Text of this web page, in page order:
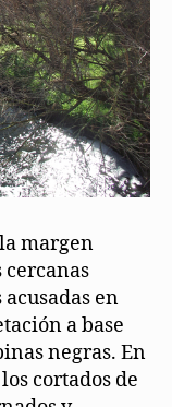
margen
cercanas
en
a base
negras. En
cortados de